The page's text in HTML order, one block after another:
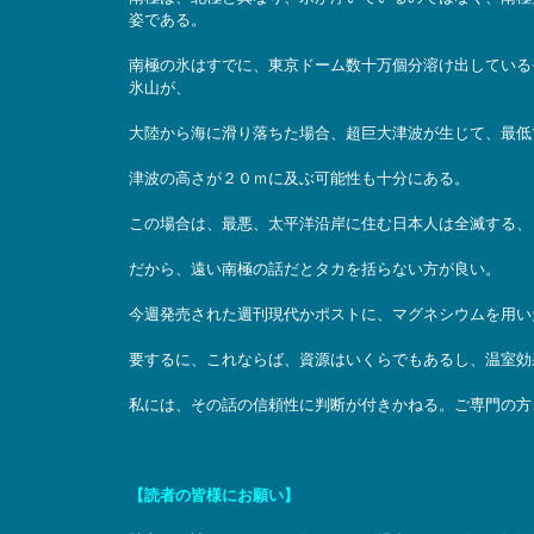
姿である。
南極の氷はすでに、東京ドーム数十万個分溶け出してい
氷山が、
大陸から海に滑り落ちた場合、超巨大津波が生じて、最
津波の高さが２０ｍに及ぶ可能性も十分にある。
この場合は、最悪、太平洋沿岸に住む日本人は全滅する
だから、遠い南極の話だとタカを括らない方が良い。
今週発売された週刊現代かポストに、マグネシウムを用
要するに、これならば、資源はいくらでもあるし、温室
私には、その話の信頼性に判断が付きかねる。ご専門の
【読者の皆様にお願い】